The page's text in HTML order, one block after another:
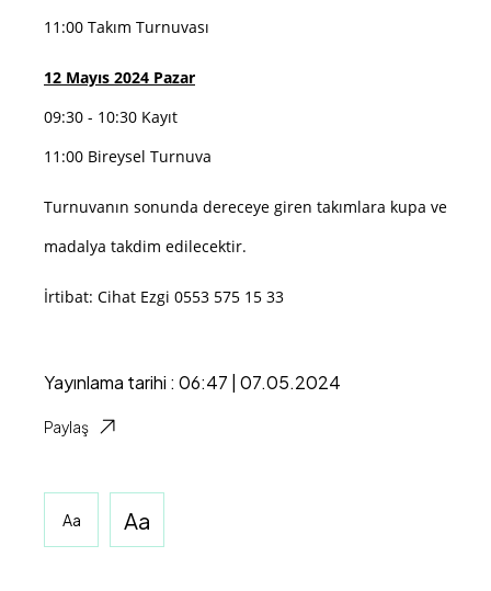
11:00 Takım Turnuvası
12 Mayıs 2024 Pazar
09:30 - 10:30 Kayıt
11:00 Bireysel Turnuva
Turnuvanın sonunda dereceye giren takımlara kupa ve
madalya takdim edilecektir.
İrtibat: Cihat Ezgi 0553 575 15 33
Yayınlama tarihi : 06:47 | 07.05.2024
Paylaş
Aa Aa